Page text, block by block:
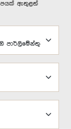
ඇතුළත්